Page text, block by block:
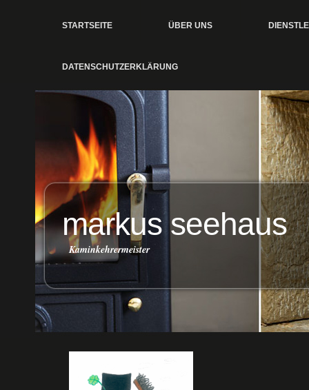
STARTSEITE ÜBER UNS
DATENSCHUTZERKLÄRUNG
markus seehaus
Kaminkehrermeister